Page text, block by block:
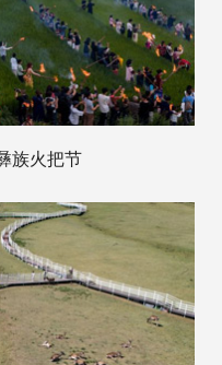
族火把节